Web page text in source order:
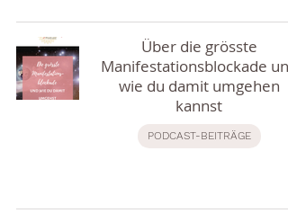
Über die grösste
Manifestationsblockade und
wie du damit umgehen
kannst
PODCAST-BEITRÄGE